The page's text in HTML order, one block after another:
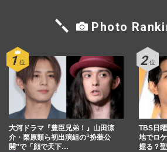
Photo
大河ドラマ『豊臣兄弟！』山田涼
介・栗原類ら初出演組の“扮装公
開”で「顔で天下…
TBS日
地でロ
握る？